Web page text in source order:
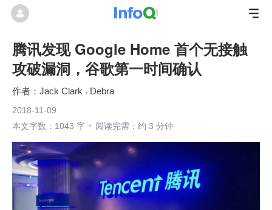
腾讯发现 Google Home 首个无接触
攻破漏洞，谷歌第一时间确认
Jack Clark Debra
2018-11-09
本文字数：1043 字
阅读完需：约 3 分钟